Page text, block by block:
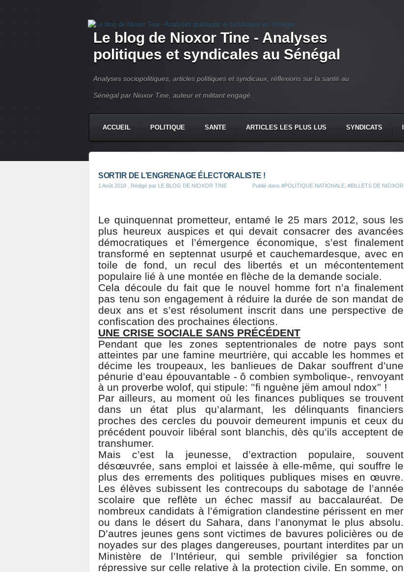
Le blog de Nioxor Tine - Analyses
politiques et syndicales au Sénégal
Analyses sociopolitiques, articles politiques et syndicaux, réflexions sur la santé au
Sénégal par Nioxor Tine, auteur et militant engagé.
ACCUEIL POLITIQUE SANTE ARTICLES LES PLUS LUS SYNDICATS
SORTIR DE L’ENGRENAGE ÉLECTORALISTE !
1 Août 2018 , Rédigé par LE BLOG DE NIOXOR TINE Publié dans #POLITIQUE NATIONALE #BILLETS DE NIOXOR
Le quinquennat prometteur, entamé le 25 mars 2012, sous les
plus heureux auspices et qui devait consacrer des avancées
démocratiques et l’émergence économique, s’est finalement
transformé en septennat usurpé et cauchemardesque, avec en
toile de fond, un recul des libertés et un mécontentement
populaire lié à une montée en flèche de la demande sociale.
Cela découle du fait que le nouvel homme fort n’a finalement
pas tenu son engagement à réduire la durée de son mandat de
deux ans et s’est résolument inscrit dans une perspective de
confiscation des prochaines élections.
UNE CRISE SOCIALE SANS PRÉCÉDENT
Pendant que les zones septentrionales de notre pays sont
atteintes par une famine meurtrière, qui accable les hommes et
décime les troupeaux, les banlieues de Dakar souffrent d’une
pénurie d’eau épouvantable - ô combien symbolique-, renvoyant
à un proverbe wolof, qui stipule: "fi nguène jëm amoul ndox" !
Par ailleurs, au moment où les finances publiques se trouvent
dans un état plus qu’alarmant, les délinquants financiers
proches des cercles du pouvoir demeurent impunis et ceux du
précédent pouvoir libéral sont blanchis, dès qu’ils acceptent de
transhumer.
Mais c’est la jeunesse, d’extraction populaire, souvent
désœuvrée, sans emploi et laissée à elle-même, qui souffre le
plus des errements des politiques publiques mises en œuvre.
Les élèves subissent les contrecoups du sabotage de l’année
scolaire que reflète un échec massif au baccalauréat. De
nombreux candidats à l’émigration clandestine périssent en mer
ou dans le désert du Sahara, dans l’anonymat le plus absolu.
D’autres jeunes gens sont victimes de bavures policières ou de
noyades sur des plages dangereuses, pourtant interdites par un
Ministère de l’Intérieur, qui semble privilégier sa fonction
répressive sur celle relative à la protection civile. En somme, on